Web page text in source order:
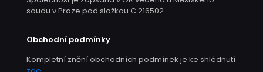
soudu v Praze pod složkou C 216502 .
Obchodní podmínky
Kompletní znění obchodních podmínek je ke shlédnutí